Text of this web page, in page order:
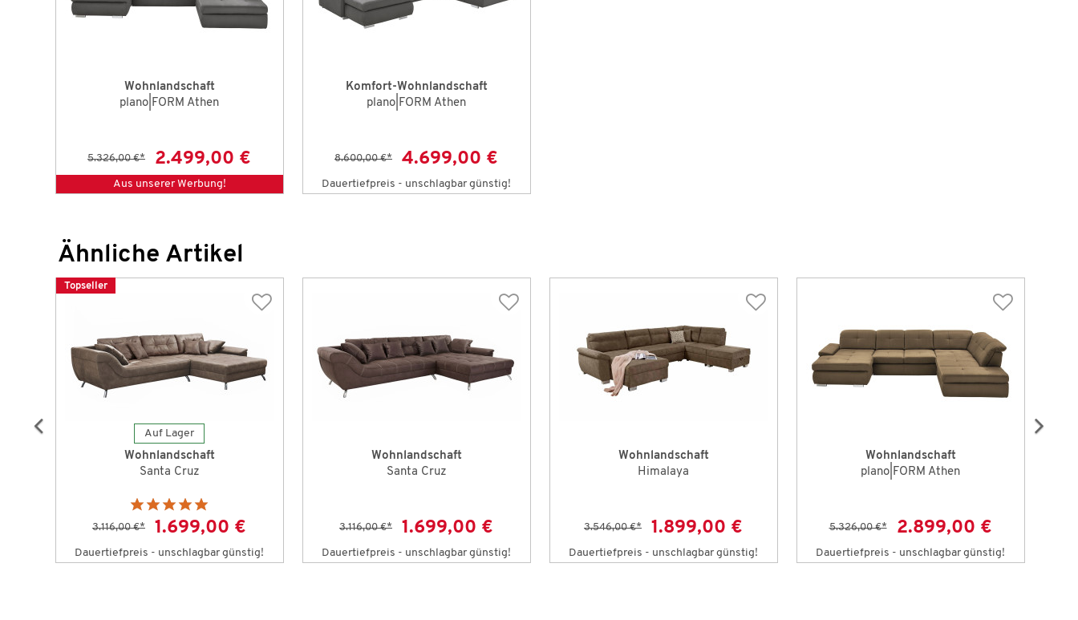
Wohnlandschaft
plano|FORM Athen
5.326,00 €* 2.499,00 €
Aus unserer Werbung!
Komfort-Wohnlandschaft
plano|FORM Athen
8.600,00 €* 4.699,00 €
Dauertiefpreis - unschlagbar günstig!
Ähnliche Artikel
Topseller
Auf Lager
Wohnlandschaft
Santa Cruz
3.116,00 €* 1.699,00 €
Dauertiefpreis - unschlagbar günstig!
Wohnlandschaft
Santa Cruz
3.116,00 €* 1.699,00 €
Dauertiefpreis - unschlagbar günstig!
Wohnlandschaft
Himalaya
3.546,00 €* 1.899,00 €
Dauertiefpreis - unschlagbar günstig!
Wohnlandschaft
plano|FORM Athen
5.326,00 €* 2.899,00 €
Dauertiefpreis - unschlagbar günstig!